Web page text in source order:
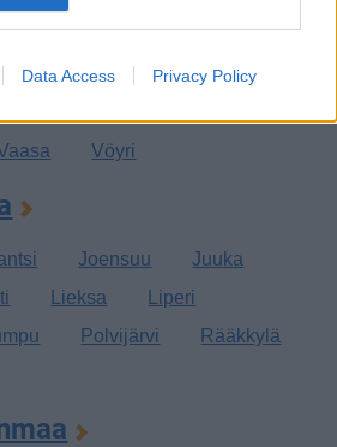
Data Access Privacy Policy
Kristiinankaupunki
Luoto
Maalahti
Vöyri
Joensuu
Juuka
Lieksa
Liperi
Polvijärvi
Rääkkylä